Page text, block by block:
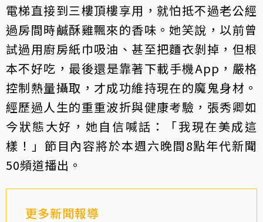
電梯直接到三樓頂樓享用，就怕抵不過老公經
過房間時鹹酥雞飄來的香味。她笑說，以前曾
試過用廚房紙巾吸油、甚至把麵衣剝掉，但根
本不好吃，最後還是靠著下載手機App，嚴格
控制熱量攝取，才成功維持現在的魔鬼身材。
經歷過人生的重重波折與健康考驗，張秀卿如
今狀態大好，她自信喊話：「我現在美成這
樣！」節目內容將於本週六晚間8點年代新聞
50頻道播出。
更多新聞報導